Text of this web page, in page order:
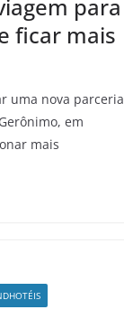
para
ficar mais
uma nova parceria
em
mais